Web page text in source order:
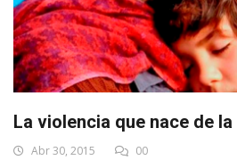
La violencia que nace de
Abr 30, 2015 00